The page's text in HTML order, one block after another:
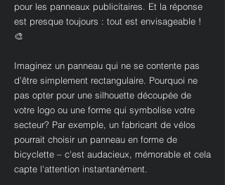
pour les panneaux publicitaires. Et la réponse
est presque toujours : tout est envisageable !
🎨
Imaginez un panneau qui ne se contente pas
d’être simplement rectangulaire. Pourquoi ne
pas opter pour une silhouette découpée de
votre logo ou une forme qui symbolise votre
secteur? Par exemple, un fabricant de vélos
pourrait choisir un panneau en forme de
bicyclette – c'est audacieux, mémorable et cela
capte l'attention instantanément.